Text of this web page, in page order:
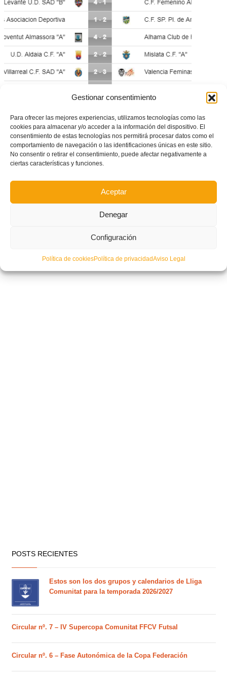
Gestionar consentimiento
Para ofrecer las mejores experiencias, utilizamos tecnologías como las
cookies para almacenar y/o acceder a la información del dispositivo. El
consentimiento de estas tecnologías nos permitirá procesar datos como el
comportamiento de navegación o las identificaciones únicas en este sitio.
No consentir o retirar el consentimiento, puede afectar negativamente a
ciertas características y funciones.
Aceptar
Denegar
Configuración
Política de cookiesPolítica de privacidadAviso Legal
Aldaia-Mislata: Partido de la jornada en 2ª División femenina
Villarreal-Torre Levante: Partido de la jornada en DHJ
POSTS RECIENTES
Estos son los dos grupos y calendarios de Lliga
Comunitat para la temporada 2026/2027
Circular nº. 7 – IV Supercopa Comunitat FFCV Futsal
Circular nº. 6 – Fase Autonómica de la Copa Federación